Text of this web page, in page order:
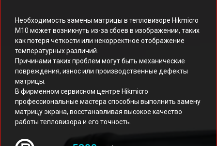
Необходимость замены матрицы в тепловизоре Hikmicro
M10 может возникнуть из-за сбоев в изображении, таких
как потеря четкости или некорректное отображение
температурных различий.
Причинами таких проблем могут быть механические
повреждения, износ или производственные дефекты
матрицы.
В фирменном сервисном центре Hikmicro
профессиональные мастера способны выполнить замену
матрицу экрана, восстанавливая высокое качество
работы тепловизора и его точность.